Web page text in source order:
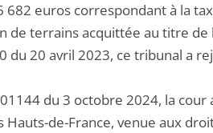
euros correspondant à la
de terrains acquittée au titre
du 20 avril 2023, ce tribunal a
du 3 octobre 2024, la
Hauts-de-France, venue aux